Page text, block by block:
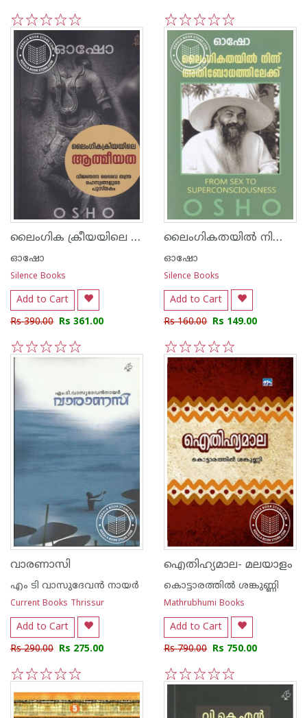
5
4
3
2
1 5
4
3
2
1
ലൈംഗിക ക്രീയയിലെ ആത്മീയത
ഓഷോ
Silence Books
Add to Cart
Rs 390.00 Rs 361.00
5
4
3
2
1
ലൈംഗികതയില്‍ നിന്നു അതിബോധനത്തിലേക്ക്
ഓഷോ
Silence Books
Add to Cart
Rs 160.00 Rs 149.00
5
4
3
2
1
വാരണാസി
എം ടി വാസുദേവന്‍ നായര്‍
Current Books Thrissur
Add to Cart
Rs 290.00 Rs 275.00
ഐതിഹ്യമാല- മലയാളം
കൊട്ടാരത്തില്‍ ശങ്കുണ്ണി
Mathrubhumi Books
Add to Cart
Rs 790.00 Rs 750.00
5
4
3
2
1